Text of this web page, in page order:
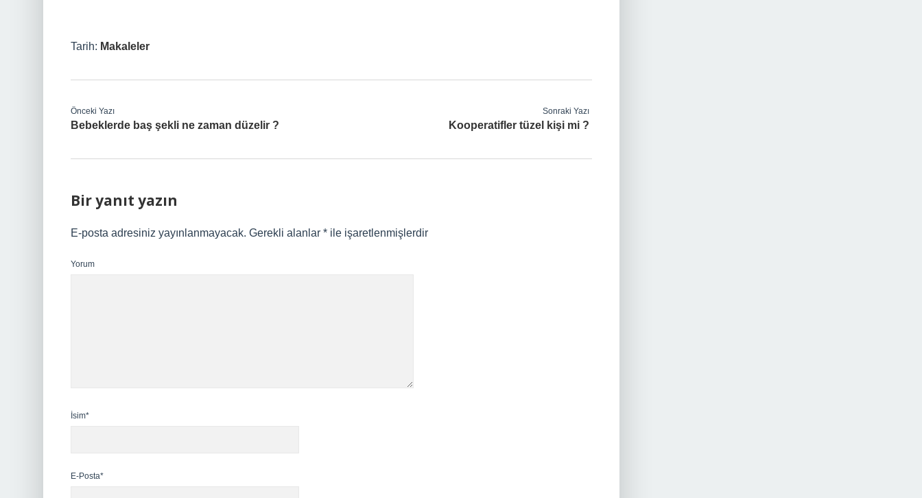
Tarih: Makaleler
Önceki Yazı
Bebeklerde baş şekli ne zaman düzelir ?
Sonraki Yazı
Kooperatifler tüzel kişi mi ?
Bir yanıt yazın
E-posta adresiniz yayınlanmayacak. Gerekli alanlar * ile işaretlenmişlerdir
Yorum
İsim*
E-Posta*